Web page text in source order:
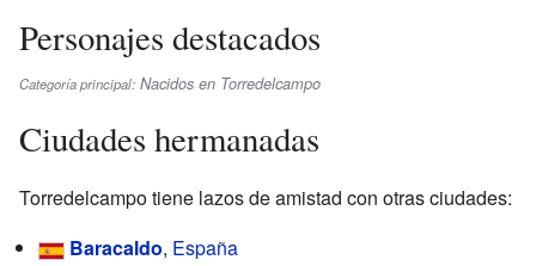
Personajes destacados
Categoría principal: Nacidos en Torredelcampo
Ciudades hermanadas
Torredelcampo tiene lazos de amistad con otras ciudades:
Baracaldo, España